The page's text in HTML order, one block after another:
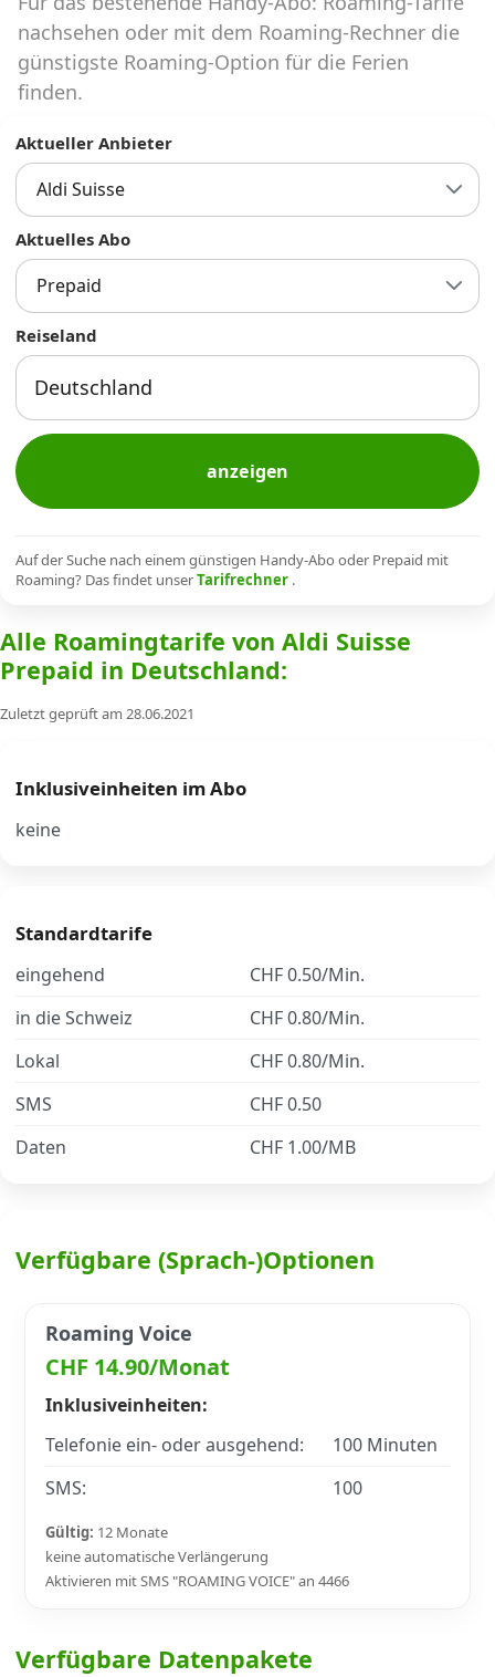
Abos für Tablets, Hotspots und Smart
Watches
Infos
Alle Anbieter
Handy-Abo-Aktionen
Handy-Abo kündigen oder
Alle Mobile-Vergleiche
Internet, TV, Telefon
Kombi-Angebote
News
Über uns
Datenschutz
nachsehen oder mit dem Roaming-Rechner die
günstigste Roaming-Option für die Ferien
finden.
Aktueller Anbieter
Aldi Suisse
Aktuelles Abo
Prepaid
Reiseland
anzeigen
Auf der Suche nach einem günstigen Handy-Abo oder Prepaid mit
Roaming? Das findet unserTarifrechner .
Alle Roamingtarife von Aldi Suisse
Prepaid in Deutschland:
Zuletzt geprüft am 28.06.2021
Inklusiveinheiten im Abo
keine
Standardtarife
eingehend
CHF 0.50/Min.
in die Schweiz
CHF 0.80/Min.
Lokal
CHF 0.80/Min.
SMS
CHF 0.50
Daten
CHF 1.00/MB
Verfügbare (Sprach-)Optionen
Roaming Voice
CHF 14.90/Monat
Inklusiveinheiten:
Telefonie ein- oder ausgehend:
100 Minuten
SMS:
100
Gültig: 12 Monate
keine automatische Verlängerung
Aktivieren mit SMS "ROAMING VOICE" an 4466
Verfügbare Datenpakete